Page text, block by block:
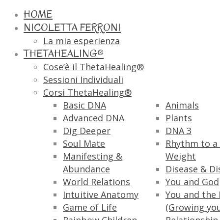
HOME
NICOLETTA FERRONI
La mia esperienza
THETAHEALING®
Cose’è il ThetaHealing®
Sessioni Individuali
Corsi ThetaHealing®
Basic DNA
Advanced DNA
Dig Deeper
Soul Mate
Manifesting &
Abundance
World Relations
Intuitive Anatomy
Game of Life
Animals
Plants
DNA 3
Rhythm to
Weight
Disease &
You and God
You and the
(Growing